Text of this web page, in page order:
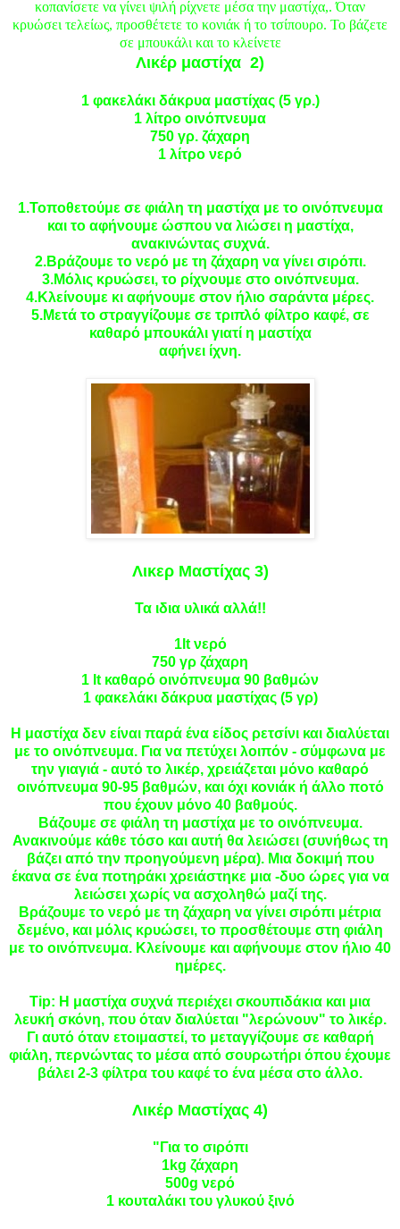
κοπανίσετε να γίνει ψιλή ρίχνετε μέσα την μαστίχα,. Όταν
κρυώσει τελείως, προσθέτετε το κονιάκ ή το τσίπουρο. Το βάζετε
σε μπουκάλι και το κλείνετε
Λικέρ μαστίχα 2)
1 φακελάκι δάκρυα μαστίχας (5 γρ.)
1 λίτρο οινόπνευμα
750 γρ. ζάχαρη
1 λίτρο νερό
1.Τοποθετούμε σε φιάλη τη μαστίχα με το οινόπνευμα
και το αφήνουμε ώσπου να λιώσει η μαστίχα,
ανακινώντας συχνά.
2.Βράζουμε το νερό με τη ζάχαρη να γίνει σιρόπι.
3.Μόλις κρυώσει, το ρίχνουμε στο οινόπνευμα.
4.Κλείνουμε κι αφήνουμε στον ήλιο σαράντα μέρες.
5.Μετά το στραγγίζουμε σε τριπλό φίλτρο καφέ, σε
καθαρό μπουκάλι γιατί η μαστίχα
αφήνει ίχνη.
Λικερ Μαστίχας 3)
Τα ιδια υλικά αλλά!!
1lt νερό
750 γρ ζάχαρη
1 lt καθαρό οινόπνευμα 90 βαθμών
1 φακελάκι δάκρυα μαστίχας (5 γρ)
Η μαστίχα δεν είναι παρά ένα είδος ρετσίνι και διαλύεται
με το οινόπνευμα. Για να πετύχει λοιπόν - σύμφωνα με
την γιαγιά - αυτό το λικέρ, χρειάζεται μόνο καθαρό
οινόπνευμα 90-95 βαθμών, και όχι κονιάκ ή άλλο ποτό
που έχουν μόνο 40 βαθμούς.
Βάζουμε σε φιάλη τη μαστίχα με το οινόπνευμα.
Ανακινούμε κάθε τόσο και αυτή θα λειώσει (συνήθως τη
βάζει από την προηγούμενη μέρα). Μια δοκιμή που
έκανα σε ένα ποτηράκι χρειάστηκε μια -δυο ώρες για να
λειώσει χωρίς να ασχοληθώ μαζί της.
Βράζουμε το νερό με τη ζάχαρη να γίνει σιρόπι μέτρια
δεμένο, και μόλις κρυώσει, το προσθέτουμε στη φιάλη
με το οινόπνευμα. Κλείνουμε και αφήνουμε στον ήλιο 40
ημέρες.
Tip: Η μαστίχα συχνά περιέχει σκουπιδάκια και μια
λευκή σκόνη, που όταν διαλύεται "λερώνουν" το λικέρ.
Γι αυτό όταν ετοιμαστεί, το μεταγγίζουμε σε καθαρή
φιάλη, περνώντας το μέσα από σουρωτήρι όπου έχουμε
βάλει 2-3 φίλτρα του καφέ το ένα μέσα στο άλλο.
Λικέρ Μαστίχας 4)
"Για το σιρόπι
1kg ζάχαρη
500g νερό
1 κουταλάκι του γλυκού ξινό